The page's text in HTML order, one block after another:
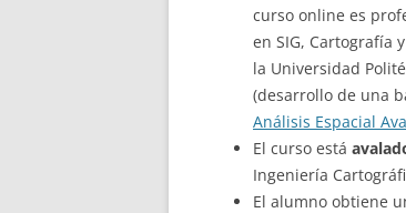
curso online es
en SIG, Cartografía
la Universidad
(desarrollo de una
Análisis Espacial
El curso está
Ingeniería
El alumno obtiene